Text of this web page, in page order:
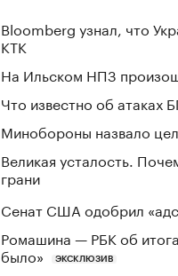
Bloomberg узнал, что
КТК
На Ильском НПЗ
Что известно об атаках
Минобороны назвало
Великая усталость.
грани
Сенат США одобрил
Ромашина — РБК об
было»
ЭКСКЛЮЗИВ